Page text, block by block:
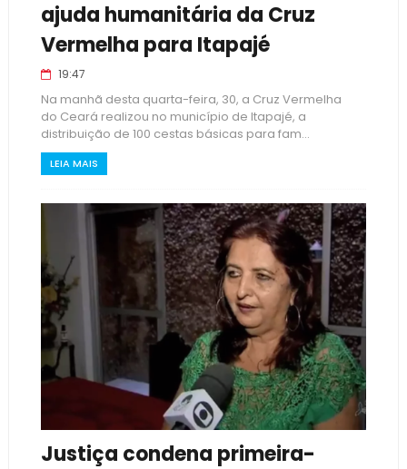
ajuda humanitária da Cruz
Vermelha para Itapajé
19:47
Na manhã desta quarta-feira, 30, a Cruz Vermelha
do Ceará realizou no município de Itapajé, a
distribuição de 100 cestas básicas para fam...
LEIA MAIS
Justiça condena primeira-